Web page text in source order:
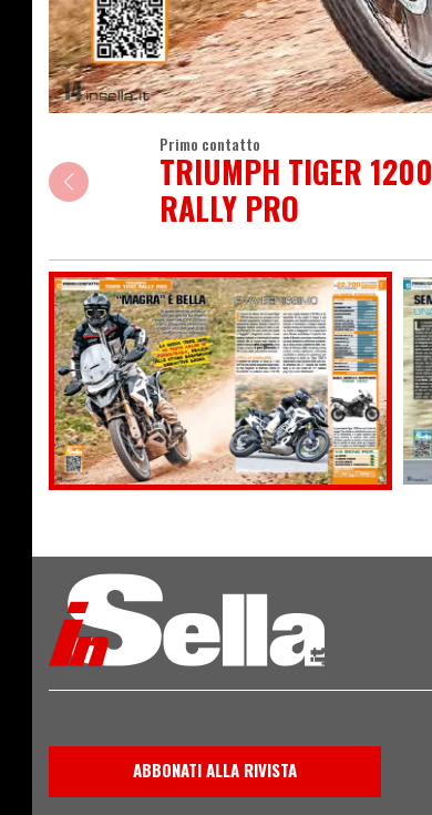
Primo contatto
TRIUMPH TIGER 1200
RALLY PRO
ABBONATI ALLA RIVISTA